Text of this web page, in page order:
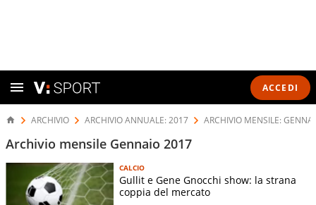
ACCEDI
ARCHIVIO ARCHIVIO ANNUALE: 2017 ARCHIVIO MENSILE:
Archivio mensile Gennaio 2017
CALCIO
Gullit e Gene Gnocchi show: la strana
coppia del mercato